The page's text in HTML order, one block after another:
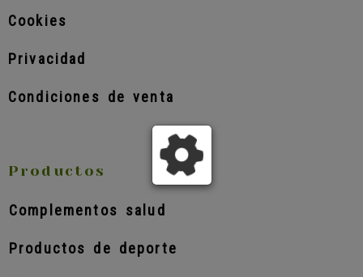
Cookies
Privacidad
Condiciones de venta
Productos
Complementos salud
Productos de deporte